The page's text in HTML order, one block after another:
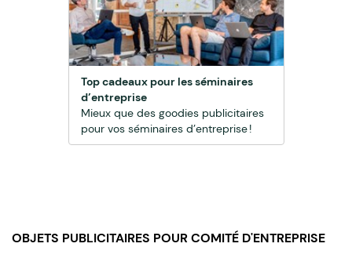
Top cadeaux pour les séminaires
d’entreprise
Mieux que des goodies publicitaires
pour vos séminaires d’entreprise !
OBJETS PUBLICITAIRES POUR COMITÉ D'ENTREPRISE